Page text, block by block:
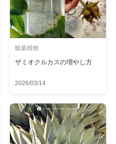
観葉植物
ザミオクルカスの増やし方
2026/03/14